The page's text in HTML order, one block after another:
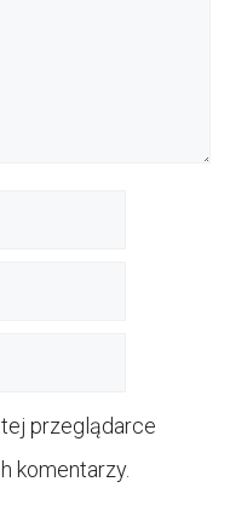
przeglądarce
komentarzy.